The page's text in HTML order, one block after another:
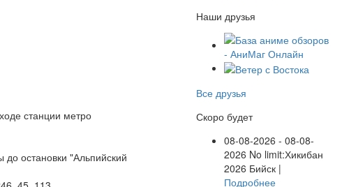
станции метро
остановки "Альпийский
Наши друзья
Все друзья
Скоро будет
08-08-2026 - 08-08-
2026 No limit:Хикибан
2026 Бийск |
Подробнее